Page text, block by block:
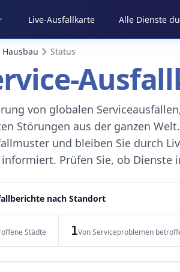
Live-Ausfallkarte Alle Dienste
Status
von globalen
Störungen aus der ganzen
und bleiben Sie durch
Prüfen Sie, ob Dienste
nach Standort
Städte 1Von Serviceproblemen